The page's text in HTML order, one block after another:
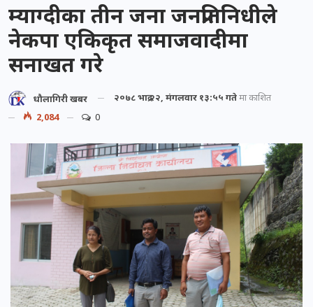
म्याग्दीका तीन जना जनप्रतिनिधीले
नेकपा एकिकृत समाजवादीमा
सनाखत गरे
धौलागिरी खबर २०७८ भाद्र २२, मंगलवार १३:५५ गतेमा प्रकाशित
2,084
0